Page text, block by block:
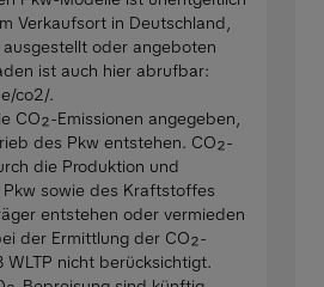
Verkaufsort in Deutschland,
oder angeboten
ist auch hier abrufbar:
co2/.
CO₂-Emissionen angegeben,
des Pkw entstehen. CO₂-
die Produktion und
sowie des Kraftstoffes
entstehen oder vermieden
der Ermittlung der CO₂-
WLTP nicht berücksichtigt.